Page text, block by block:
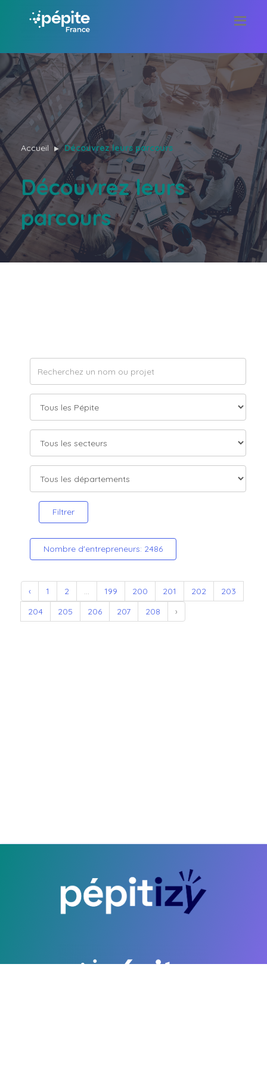
Accueil Découvrez leurs parcours
Découvrez leurs
parcours
Nombre d'entrepreneurs: 2486
‹ 1 2 ... 199 200 201 202
203
204
205 206 207 208 ›